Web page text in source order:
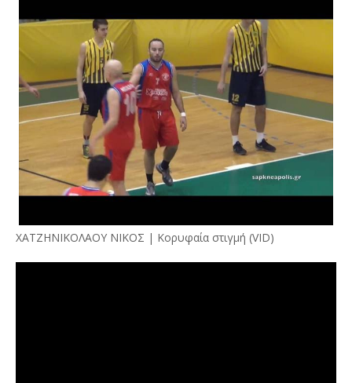
ΧΑΤΖΗΝΙΚΟΛΑΟΥ ΝΙΚΟΣ | Κορυφαία στιγμή (VID)